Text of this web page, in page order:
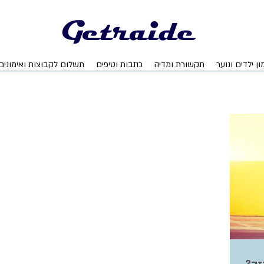
ילדים ונוער תקשורת ומדיה כתבות וטיפים תשלום לקבוצות